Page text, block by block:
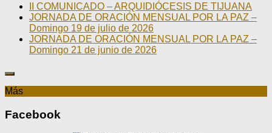
II COMUNICADO – ARQUIDIÓCESIS DE TIJUANA
JORNADA DE ORACIÓN MENSUAL POR LA PAZ –
Domingo 19 de julio de 2026
JORNADA DE ORACIÓN MENSUAL POR LA PAZ –
Domingo 21 de junio de 2026
Más
Facebook